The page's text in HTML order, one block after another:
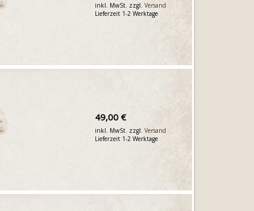
inkl. MwSt. zzgl.Versand
Lieferzeit 1-2 Werktage
49,00 €
inkl. MwSt. zzgl.Versand
Lieferzeit 1-2 Werktage